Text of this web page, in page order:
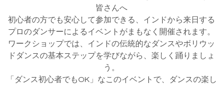
皆さんへ
初心者の方でも安心して参加できる、インドから来日する
プロのダンサーによるイベントがまもなく開催されます。
ワークショップでは、インドの伝統的なダンスやボリウッ
ドダンスの基本ステップを学びながら、楽しく踊りましょ
う。
「ダンス初心者でもOK」なこのイベントで、ダンスの楽し